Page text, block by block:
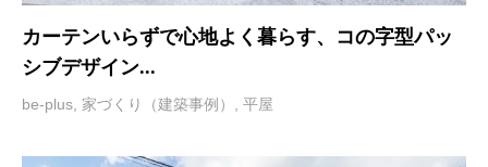
カーテンいらずで心地よく暮らす、コの字型パッ
シブデザイン...
be-plus, 家づくり（建築事例） , 平屋